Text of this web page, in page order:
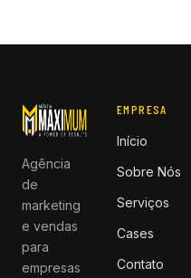
Agência
de
marketing
e vendas
para
empresas
EMPRESA
Início
Sobre Nós
Serviços
Cases
Contato